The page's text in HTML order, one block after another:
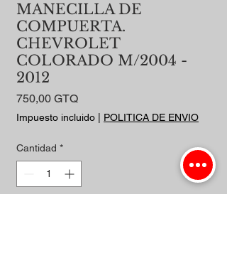
MANECILLA DE
COMPUERTA.
CHEVROLET
COLORADO M/2004 -
2012
750,00 GTQPrecio
Impuesto incluido POLITICA DE ENVIO
Cantidad *